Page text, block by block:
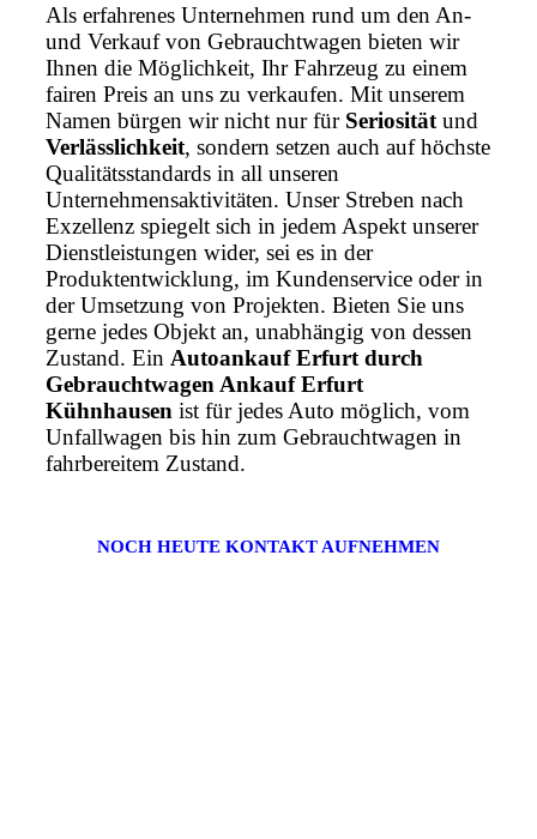
Als erfahrenes Unternehmen rund um den An-
und Verkauf von Gebrauchtwagen bieten wir
Ihnen die Möglichkeit, Ihr Fahrzeug zu einem
fairen Preis an uns zu verkaufen. Mit unserem
Namen bürgen wir nicht nur für Seriosität und
Verlässlichkeit, sondern setzen auch auf höchste
Qualitätsstandards in all unseren
Unternehmensaktivitäten. Unser Streben nach
Exzellenz spiegelt sich in jedem Aspekt unserer
Dienstleistungen wider, sei es in der
Produktentwicklung, im Kundenservice oder in
der Umsetzung von Projekten. Bieten Sie uns
gerne jedes Objekt an, unabhängig von dessen
Zustand. Ein Autoankauf Erfurt durch
Gebrauchtwagen Ankauf Erfurt
Kühnhausen ist für jedes Auto möglich, vom
Unfallwagen bis hin zum Gebrauchtwagen in
fahrbereitem Zustand.
NOCH HEUTE KONTAKT AUFNEHMEN